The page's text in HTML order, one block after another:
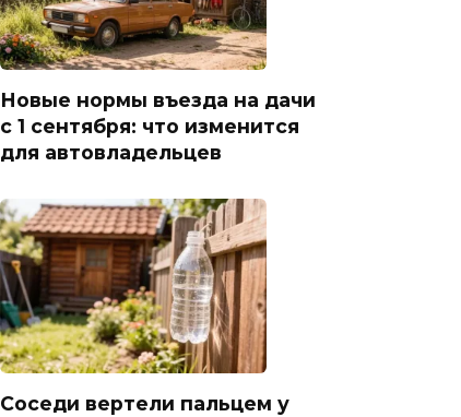
Новые нормы въезда на дачи
с 1 сентября: что изменится
для автовладельцев
Соседи вертели пальцем у